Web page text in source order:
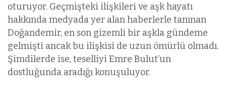
oturuyor. Geçmişteki ilişkileri ve aşk hayatı
hakkında medyada yer alan haberlerle tanınan
Doğandemir, en son gizemli bir aşkla gündeme
gelmişti ancak bu ilişkisi de uzun ömürlü olmadı.
Şimdilerde ise, teselliyi Emre Bulut’un
dostluğunda aradığı konuşuluyor.